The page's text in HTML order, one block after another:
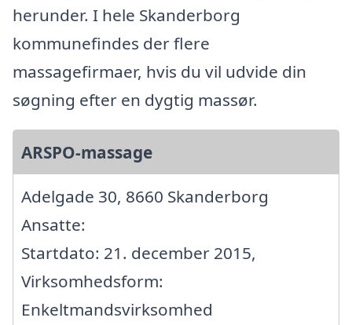
herunder. I hele Skanderborg
kommunefindes der flere
massagefirmaer, hvis du vil udvide din
søgning efter en dygtig massør.
ARSPO-massage
Adelgade 30, 8660 Skanderborg
Ansatte:
Startdato: 21. december 2015,
Virksomhedsform:
Enkeltmandsvirksomhed